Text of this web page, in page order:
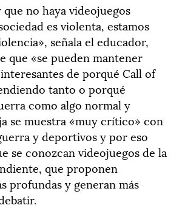
no haya videojuegos
es violenta, estamos
señala el educador,
que «se pueden mantener
de porqué Call of
tanto o porqué
como algo normal y
se muestra «muy crítico» con
y deportivos y por eso
se conozcan videojuegos de la
que proponen
profundas y generan más